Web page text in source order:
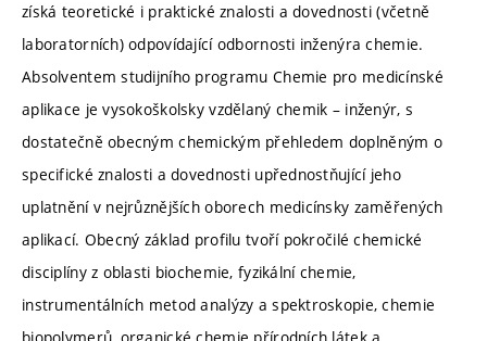
získá teoretické i praktické znalosti a dovednosti (včetně
laboratorních) odpovídající odbornosti inženýra chemie.
Absolventem studijního programu Chemie pro medicínské
aplikace je vysokoškolsky vzdělaný chemik – inženýr, s
dostatečně obecným chemickým přehledem doplněným o
specifické znalosti a dovednosti upřednostňující jeho
uplatnění v nejrůznějších oborech medicínsky zaměřených
aplikací. Obecný základ profilu tvoří pokročilé chemické
disciplíny z oblasti biochemie, fyzikální chemie,
instrumentálních metod analýzy a spektroskopie, chemie